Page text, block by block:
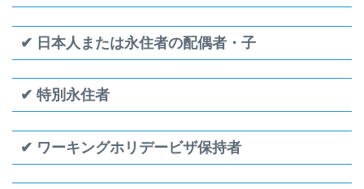
✔ 日本人または永住者の配偶者・子
✔ 特別永住者
✔ ワーキングホリデービザ保持者